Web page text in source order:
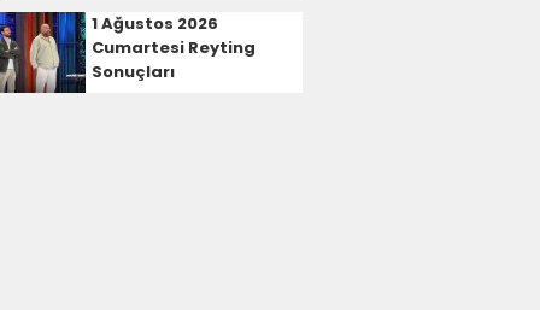
1 Ağustos 2026
Cumartesi Reyting
Sonuçları